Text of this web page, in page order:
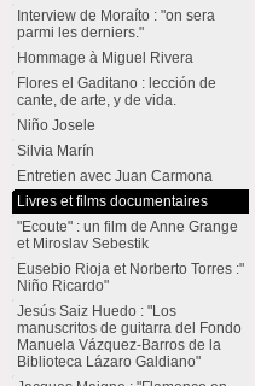
Interview de Moraíto : "on sera
parmi les derniers."
Hommage à Miguel Rivera
Flores el Gaditano : lección de
cante, de arte, y de vida.
Niño Josele
Silvia Marín
Entretien avec Juan Carmona
Livres et films documentaires
"Ecoute" : un film de Anne Grange
et Miroslav Sebestik
Eusebio Rioja et Norberto Torres :"
Niño Ricardo"
Jesús Saiz Huedo : "Los
manuscritos de guitarra del Fondo
Manuela Vázquez-Barros de la
Biblioteca Lázaro Galdiano"